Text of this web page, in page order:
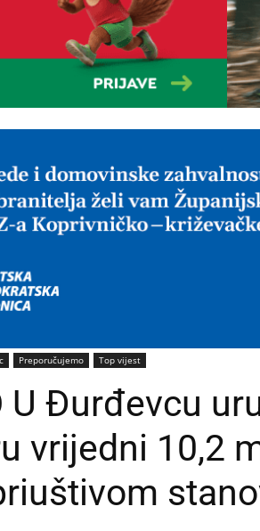
Preporučujemo Top vijest
U Đurđevcu
vrijedni 10,2